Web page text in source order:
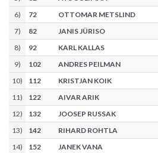
6) 72
OTTOMAR METSLIND
7) 82
JANIS JÜRISO
8) 92
KARL KALLAS
9) 102
ANDRES PEILMAN
10) 112
KRISTJAN KOIK
11) 122
AIVAR ARIK
12) 132
JOOSEP RUSSAK
13) 142
RIHARD ROHTLA
14) 152 JANEK VANA